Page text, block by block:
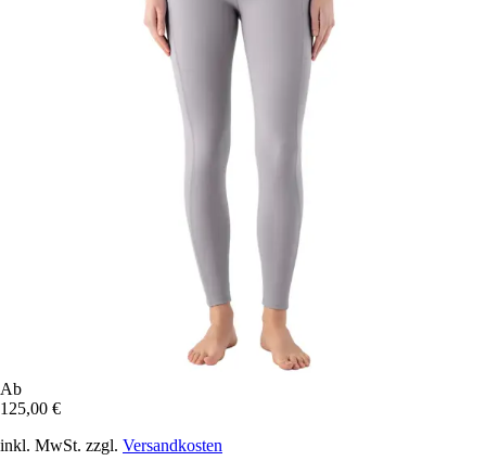
Ab
125,00 €
inkl. MwSt. zzgl. Versandkosten